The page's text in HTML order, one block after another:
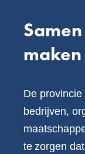
maken
De
bedrijven,
te zorgen